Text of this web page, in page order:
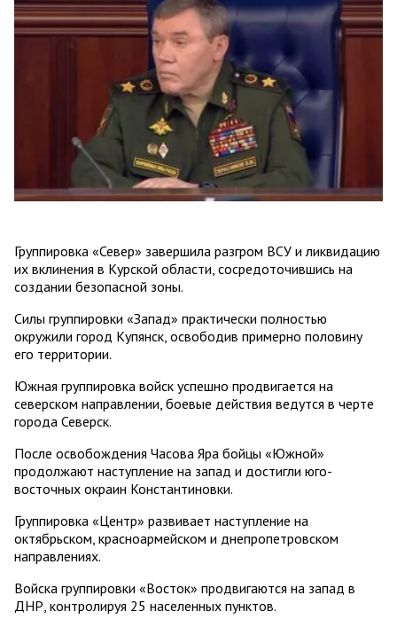
Группировка «Север» завершила разгром ВСУ и ликвидацию
их вклинения в Курской области, сосредоточившись на
создании безопасной зоны.
Силы группировки «Запад» практически полностью
окружили город Купянск, освободив примерно половину
его территории.
Южная группировка войск успешно продвигается на
северском направлении, боевые действия ведутся в черте
города Северск.
После освобождения Часова Яра бойцы «Южной»
продолжают наступление на запад и достигли юго-
восточных окраин Константиновки.
Группировка «Центр» развивает наступление на
октябрьском, красноармейском и днепропетровском
направлениях.
Войска группировки «Восток» продвигаются на запад в
ДНР, контролируя 25 населенных пунктов.